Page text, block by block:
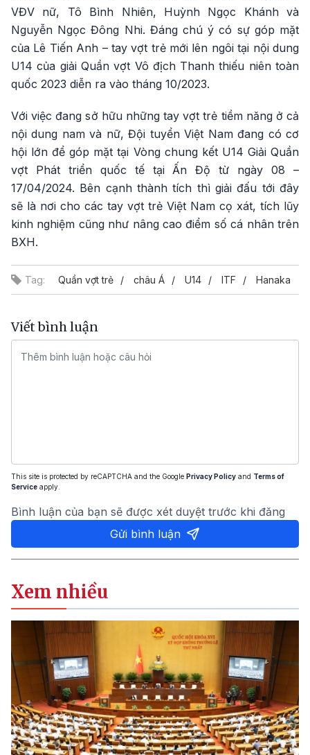
VĐV nữ, Tô Bình Nhiên, Huỳnh Ngọc Khánh và
Nguyễn Ngọc Đông Nhi. Đáng chú ý có sự góp mặt
của Lê Tiến Anh – tay vợt trẻ mới lên ngôi tại nội dung
U14 của giải Quần vợt Vô địch Thanh thiếu niên toàn
quốc 2023 diễn ra vào tháng 10/2023.
Với việc đang sở hữu những tay vợt trẻ tiềm năng ở cả
nội dung nam và nữ, Đội tuyển Việt Nam đang có cơ
hội lớn để góp mặt tại Vòng chung kết U14 Giải Quần
vợt Phát triển quốc tế tại Ấn Độ từ ngày08 –
17/04/2024. Bên cạnh thành tích thì giải đấu tới đây
sẽ là nơi cho các tay vợt trẻ Việt Nam cọ xát, tích lũy
kinh nghiệm cũng như nâng cao điểm số cá nhân trên
BXH.
Tag: Quần vợt trẻ châu Á U14 ITF Hanaka
Viết bình luận
This site is protected by reCAPTCHA and the Google Privacy Policy and Terms of
Service apply.
Bình luận của bạn sẽ được xét duyệt trước khi đăng
Gửi bình luận
Xem nhiều